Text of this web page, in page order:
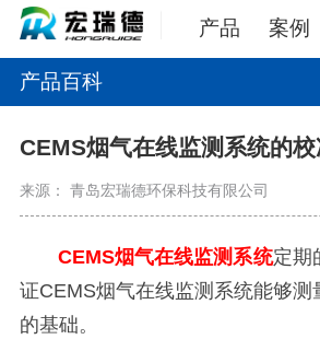
产品 案例
产品百科
CEMS烟气在线监测系统的
来源： 青岛宏瑞德环保科技有限公司
CEMS烟气在线监测系统定期
证CEMS烟气在线监测系统能够测
的基础。